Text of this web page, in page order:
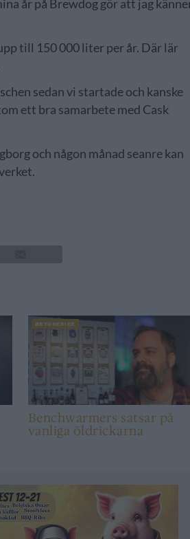
år på Brewdog gör att jag
till 150 000 liter per år. Där lär
sedan vi startade och kanske
ett bra samarbete med Cask
och någon månad seanre kan
BRYGGERIER
Benchwarmers satsar på
vanliga öldrickarna